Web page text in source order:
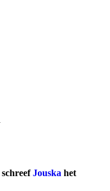
schreefJouska het